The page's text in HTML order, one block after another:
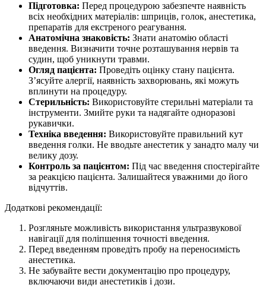
Підготовка: Перед процедурою забезпечте наявність
всіх необхідних матеріалів: шприців, голок, анестетика,
препаратів для екстреного реагування.
Анатомічна знаковість: Знати анатомію області
введення. Визначити точне розташування нервів та
судин, щоб уникнути травми.
Огляд пацієнта: Проведіть оцінку стану пацієнта.
З’ясуйте алергії, наявність захворювань, які можуть
вплинути на процедуру.
Стерильність: Використовуйте стерильні матеріали та
інструменти. Змийте руки та надягайте одноразові
рукавички.
Техніка введення: Використовуйте правильний кут
введення голки. Не вводьте анестетик у занадто малу чи
велику дозу.
Контроль за пацієнтом: Під час введення спостерігайте
за реакцією пацієнта. Залишайтеся уважними до його
відчуттів.
Додаткові рекомендації:
Розгляньте можливість використання ультразвукової
навігації для поліпшення точності введення.
Перед введенням проведіть пробу на переносимість
анестетика.
Не забувайте вести документацію про процедуру,
включаючи види анестетиків і дози.